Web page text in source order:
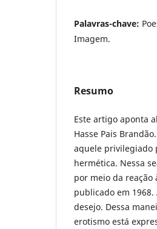
Palavras-chave:
Imagem.
Resumo
Este artigo aponta
Hasse Pais
aquele privilegiado
hermética. Nessa
por meio da reação
publicado em
desejo. Dessa
erotismo está